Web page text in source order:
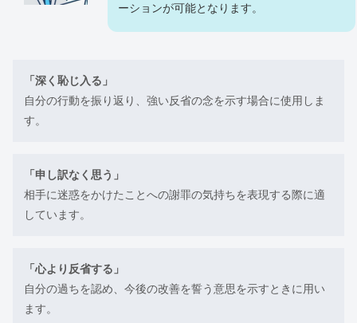
ーションが可能となります。
「深く恥じ入る」
自分の行動を振り返り、強い反省の念を示す場合に使用しま
す。
「申し訳なく思う」
相手に迷惑をかけたことへの謝罪の気持ちを表現する際に適
しています。
「心より反省する」
自分の過ちを認め、今後の改善を誓う意思を示すときに用い
ます。